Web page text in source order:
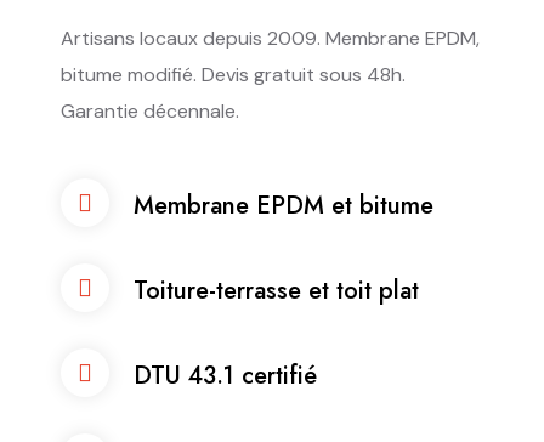
Artisans locaux depuis 2009. Membrane EPDM,
bitume modifié. Devis gratuit sous 48h.
Garantie décennale.
Membrane EPDM et bitume
Toiture-terrasse et toit plat
DTU 43.1 certifié